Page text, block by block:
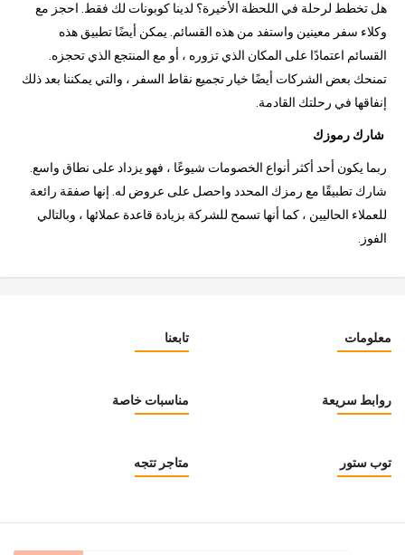
هل تخطط لرحلة في اللحظة الأخيرة؟ لدينا كوبونات لك فقط. احجز مع
وكلاء سفر معينين واستفد من هذه القسائم. يمكن أيضًا تطبيق هذه
القسائم اعتمادًا على المكان الذي تزوره ، أو مع المنتجع الذي تحجزه.
تمنحك بعض الشركات أيضًا خيار تجميع نقاط السفر ، والتي يمكننا بعد ذلك
إنفاقها في رحلتك القادمة.
شارك رموزك
ربما يكون أحد أكثر أنواع الخصومات شيوعًا ، فهو يزداد على نطاق واسع.
شارك تطبيقًا مع رمزك المحدد واحصل على عروض له. إنها صفقة رائعة
للعملاء الحاليين ، كما أنها تسمح للشركة بزيادة قاعدة عملائها ، وبالتالي
الفوز.
تابعنا معلومات
مناسبات خاصة روابط سريعة
متاجر تتجه توب ستور